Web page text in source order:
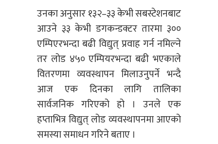
उनका अनुसार १३२–३३ केभी सबस्टेशनबाट
आउने ३३ केभी डगकन्डक्टर तारमा ३००
एम्पिएरभन्दा बढी विद्युत् प्रवाह गर्न नमिल्ने
तर लोड ४५० एम्पियरभन्दा बढी भएकाले
वितरणमा व्यवस्थापन मिलाउनुपर्ने भन्दै
आज एक दिनका लागि तालिका
सार्वजनिक गरिएको हो । उनले एक
हप्ताभित्र विद्युत् लोड व्यवस्थापनमा आएको
समस्या समाधन गरिने बताए ।